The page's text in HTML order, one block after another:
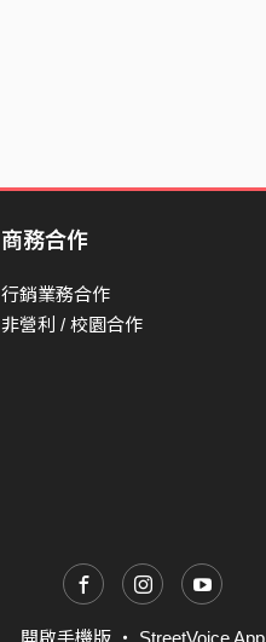
商務合作
行銷業務合作
非營利 / 校園合作
開啟手機版 ・ StreetVoice App